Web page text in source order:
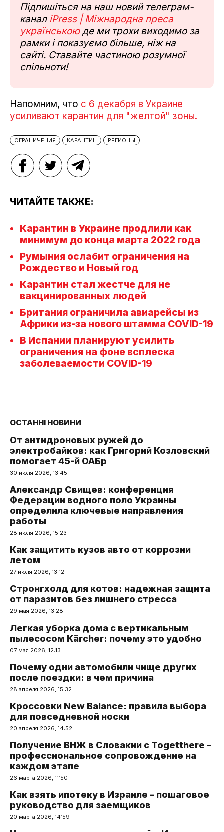
Підпишіться на наш новий телеграм-
канал iPress | Міжнародна преса
українськоюде ми трохи виходимо за
рамки і показуємо більше, ніж на
сайті. Ставайте частиною розумної
спільноти!
Напомним, что с 6 декабря в Украине
усиливают карантин для "желтой" зоны.
ОГРАНИЧЕНИЯ КАРАНТИН РЕГИОНЫ
ЧИТАЙТЕ ТАКЖЕ:
Карантин в Украине продлили как
минимум до конца марта 2022 года
Румыния ослабит ограничения на
Рождество и Новый год
Карантин стал жестче для не
вакцинированных людей
Британия ограничила авиарейсы из
Африки из-за нового штамма COVID-19
В Испании планируют усилить
ограничения на фоне всплеска
заболеваемости COVID-19
ОСТАННІ НОВИНИ
От антидроновых ружей до
электробайков: как Григорий Козловский
помогает 45-й ОАБр
30 июля 2026, 13:45
Александр Свищев: конференция
Федерации водного поло Украины
определила ключевые направления
работы
28 июля 2026, 15:23
Как защитить кузов авто от коррозии
летом
27 июля 2026, 13:12
Стронгхолд для котов: надежная защита
от паразитов без лишнего стресса
29 мая 2026, 13:28
Легкая уборка дома с вертикальным
пылесосом Kärcher: почему это удобно
07 мая 2026, 12:13
Почему одни автомобили чище других
после поездки: в чем причина
28 апреля 2026, 15:32
Кроссовки New Balance: правила выбора
для повседневной носки
20 апреля 2026, 14:52
Получение ВНЖ в Словакии с Togetthere –
профессиональное сопровождение на
каждом этапе
26 марта 2026, 11:50
Как взять ипотеку в Израиле – пошаговое
руководство для заемщиков
20 марта 2026, 14:59